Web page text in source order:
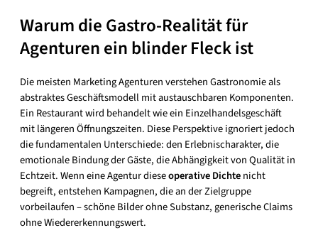
Warum die Gastro-Realität für
Agenturen ein blinder Fleck ist
Die meisten Marketing Agenturen verstehen Gastronomie als
abstraktes Geschäftsmodell mit austauschbaren Komponenten.
Ein Restaurant wird behandelt wie ein Einzelhandelsgeschäft
mit längeren Öffnungszeiten. Diese Perspektive ignoriert jedoch
die fundamentalen Unterschiede: den Erlebnischarakter, die
emotionale Bindung der Gäste, die Abhängigkeit von Qualität in
Echtzeit. Wenn eine Agentur dieseoperative Dichtenicht
begreift, entstehen Kampagnen, die an der Zielgruppe
vorbeilaufen – schöne Bilder ohne Substanz, generische Claims
ohne Wiedererkennungswert.